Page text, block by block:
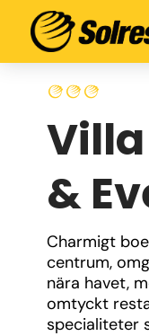
&
Charmigt
centrum,
nära havet,
omtyckt
specialiteter